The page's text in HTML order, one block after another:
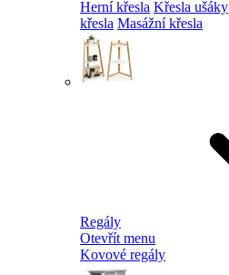
Herní křesla Křesla ušáky
křesla Masážní křesla
Regály
Otevřít menu
Kovové regály